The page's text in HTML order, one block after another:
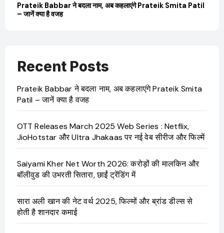
Prateik Babbar ने बदला नाम, अब कहलाएंगे Prateik Smita Patil
– जानें क्या है वजह
Recent Posts
Prateik Babbar ने बदला नाम, अब कहलाएंगे Prateik Smita
Patil – जानें क्या है वजह
OTT Releases March 2025 Web Series : Netflix,
JioHotstar और Ultra Jhakaas पर नई वेब सीरीज और फिल्में
Saiyami Kher Net Worth 2026: करोड़ों की मालकिन और
बॉलीवुड की उभरती सितारा, छाईं ट्रेंडिंग में
सारा अली खान की नेट वर्थ 2025, फिल्मों और ब्रांड डील्स से
होती है शानदार कमाई